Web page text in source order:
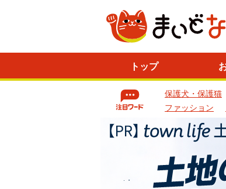
トップ
保護犬・保護猫
ファッション